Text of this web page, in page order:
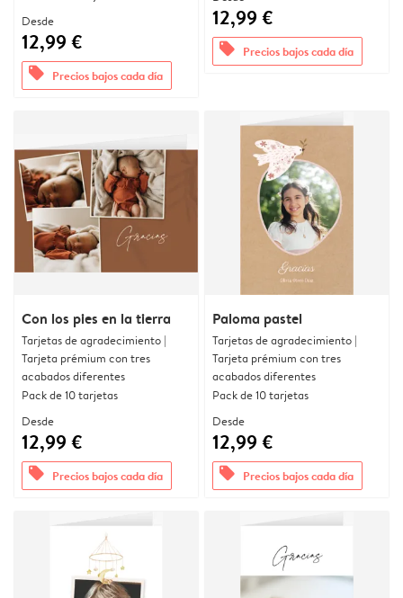
Desde
12,99 €
offers Precios bajos cada día
12,99 €
offers Precios bajos cada día
Con los pies en la tierra
Tarjetas de agradecimiento |
Tarjeta prémium con tres
acabados diferentes
Pack de 10 tarjetas
Desde
12,99 €
offers Precios bajos cada día
Paloma pastel
Tarjetas de agradecimiento |
Tarjeta prémium con tres
acabados diferentes
Pack de 10 tarjetas
Desde
12,99 €
offers Precios bajos cada día